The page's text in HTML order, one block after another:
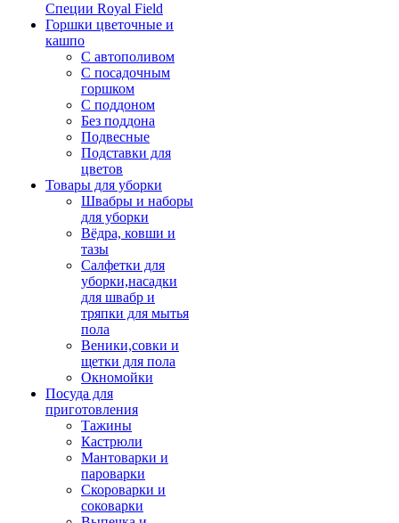
Специи Royal Field
Горшки цветочные и
кашпо
С автополивом
С посадочным
горшком
С поддоном
Без поддона
Подвесные
Подставки для
цветов
Товары для уборки
Швабры и наборы
для уборки
Вёдра, ковши и
тазы
Салфетки для
уборки,насадки
для швабр и
тряпки для мытья
пола
Веники,совки и
щетки для пола
Окномойки
Посуда для
приготовления
Тажины
Кастрюли
Мантоварки и
пароварки
Скороварки и
соковарки